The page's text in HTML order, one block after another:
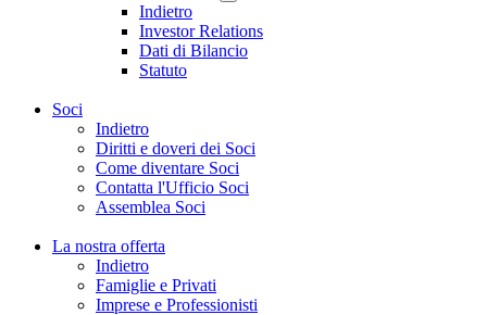
Indietro
Investor Relations
Dati di Bilancio
Statuto
Soci
Indietro
Diritti e doveri dei Soci
Come diventare Soci
Contatta l'Ufficio Soci
Assemblea Soci
La nostra offerta
Indietro
Famiglie e Privati
Imprese e Professionisti